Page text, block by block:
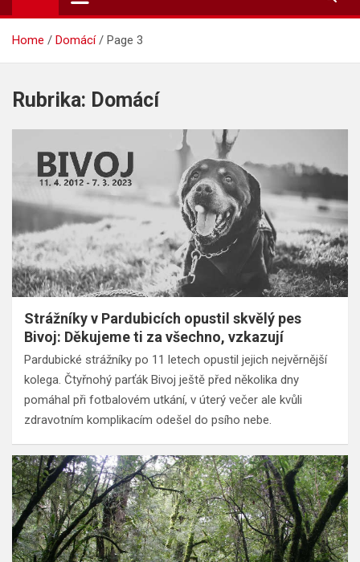
Home Domácí Page 3
Rubrika: Domácí
Strážníky v Pardubicích opustil skvělý pes
Bivoj: Děkujeme ti za všechno, vzkazují
Pardubické strážníky po 11 letech opustil jejich nejvěrnější
kolega. Čtyřnohý parťák Bivoj ještě před několika dny
pomáhal při fotbalovém utkání, v úterý večer ale kvůli
zdravotním komplikacím odešel do psího nebe.